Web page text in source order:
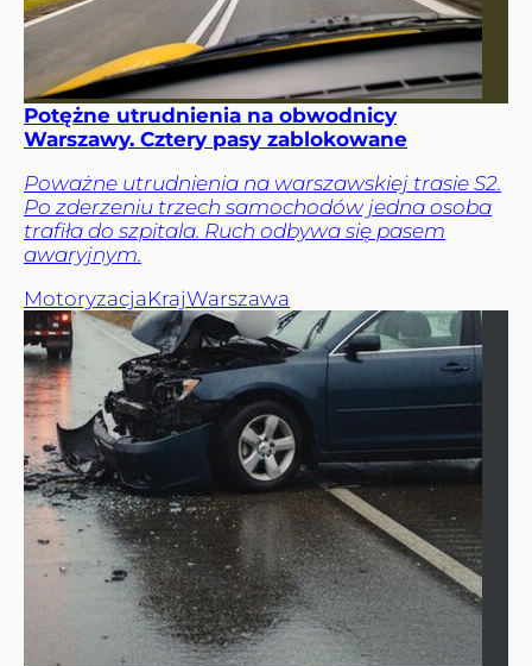
Potężne utrudnienia na obwodnicy
Warszawy. Cztery pasy zablokowane
Poważne utrudnienia na warszawskiej trasie S2.
Po zderzeniu trzech samochodów jedna osoba
trafiła do szpitala. Ruch odbywa się pasem
awaryjnym.
MotoryzacjaKrajWarszawa